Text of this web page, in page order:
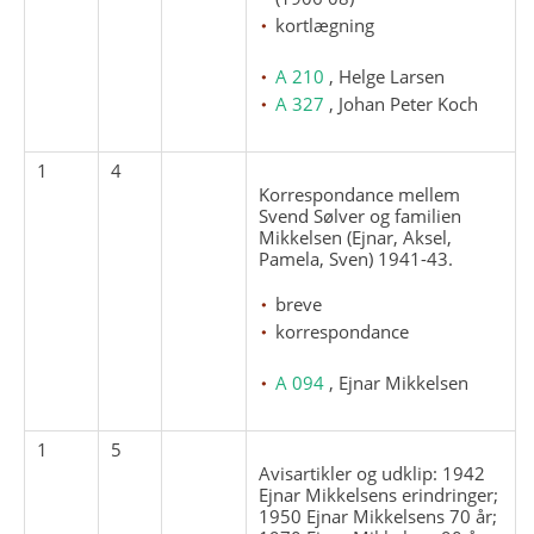
kortlægning
A 210 , Helge Larsen
A 327 , Johan Peter Koch
1
4
Korrespondance mellem
Svend Sølver og familien
Mikkelsen (Ejnar, Aksel,
Pamela, Sven) 1941-43.
breve
korrespondance
A 094 , Ejnar Mikkelsen
1
5
Avisartikler og udklip: 1942
Ejnar Mikkelsens erindringer;
1950 Ejnar Mikkelsens 70 år;